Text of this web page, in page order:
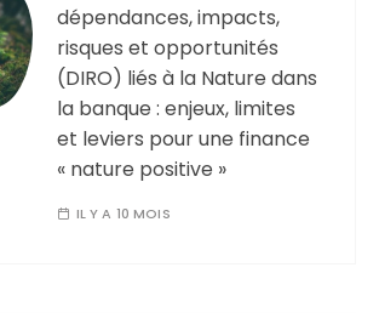
dépendances, impacts,
risques et opportunités
(DIRO) liés à la Nature dans
la banque : enjeux, limites
et leviers pour une finance
« nature positive »
IL Y A 10 MOIS